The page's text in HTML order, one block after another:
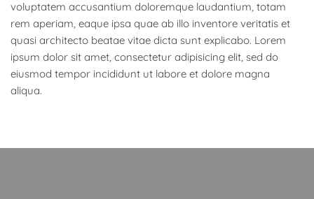
voluptatem accusantium doloremque laudantium, totam
rem aperiam, eaque ipsa quae ab illo inventore veritatis et
quasi architecto beatae vitae dicta sunt explicabo. Lorem
ipsum dolor sit amet, consectetur adipisicing elit, sed do
eiusmod tempor incididunt ut labore et dolore magna
aliqua.